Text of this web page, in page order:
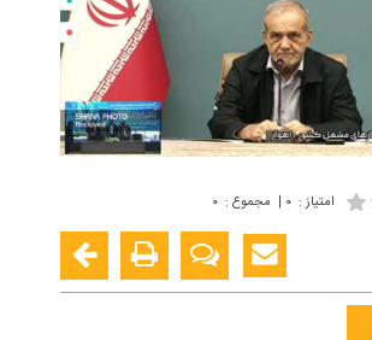
امتیاز: ۰ | مجموع : ۰